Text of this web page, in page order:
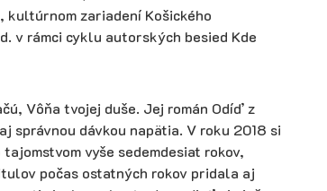
zariadení Košického
v rámci cyklu autorských besied Kde
Vôňa tvojej duše. Jej román Odíď z
správnou dávkou napätia. V roku 2018 si
vyše sedemdesiat rokov,
počas ostatných rokov pridala aj